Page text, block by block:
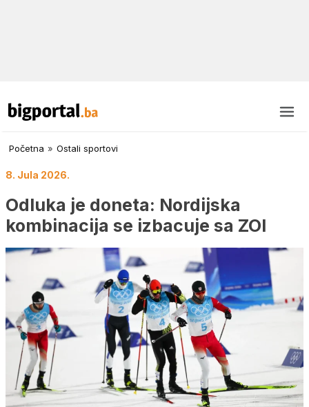
Početna » Ostali sportovi
8. Jula 2026.
Odluka je doneta: Nordijska
kombinacija se izbacuje sa ZOI